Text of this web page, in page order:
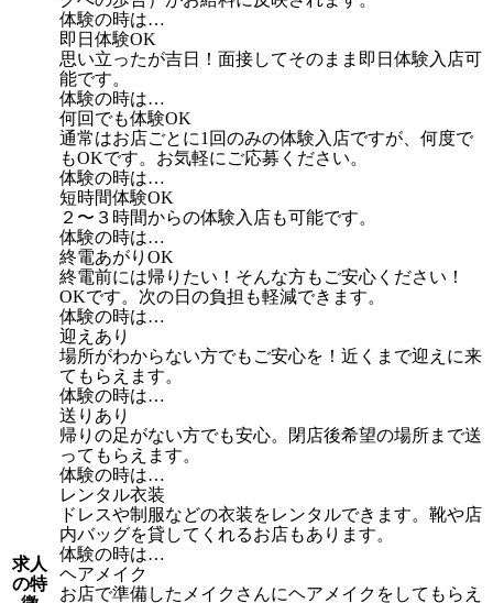
求人
の特
体験の時は…
即日体験OK
思い立ったが吉日！面接してそのまま即日体験入店可
能です。
体験の時は…
何回でも体験OK
通常はお店ごとに1回のみの体験入店ですが、何度で
もOKです。お気軽にご応募ください。
体験の時は…
短時間体験OK
２〜３時間からの体験入店も可能です。
体験の時は…
終電あがりOK
終電前には帰りたい！そんな方もご安心ください！
OKです。次の日の負担も軽減できます。
体験の時は…
迎えあり
場所がわからない方でもご安心を！近くまで迎えに来
てもらえます。
体験の時は…
送りあり
帰りの足がない方でも安心。閉店後希望の場所まで送
ってもらえます。
体験の時は…
レンタル衣装
ドレスや制服などの衣装をレンタルできます。靴や店
内バッグを貸してくれるお店もあります。
体験の時は…
ヘアメイク
お店で準備したメイクさんにヘアメイクをしてもらえ